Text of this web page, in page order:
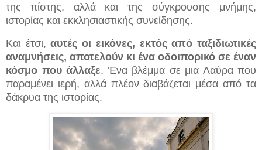
της πίστης, αλλά και της σύγκρουσης μνήμης,
ιστορίας και εκκλησιαστικής συνείδησης.
Και έτσι,αυτές οι εικόνες, εκτός από ταξιδιωτικές
αναμνήσεις, αποτελούν κι ένα οδοιπορικό σε έναν
κόσμο που άλλαξε. Ένα βλέμμα σε μια Λαύρα που
παραμένει ιερή, αλλά πλέον διαβάζεται μέσα από τα
δάκρυα της ιστορίας.